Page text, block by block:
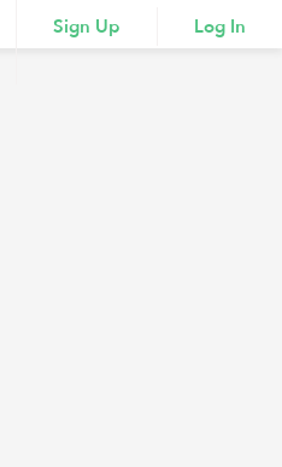
Sign Up Log In